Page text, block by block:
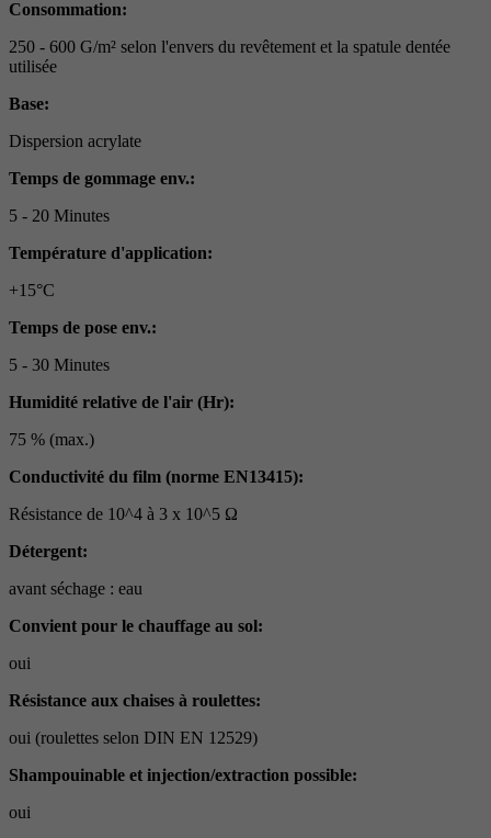
Consommation:
250 - 600 G/m² selon l'envers du revêtement et la spatule dentée
utilisée
Base:
Dispersion acrylate
Temps de gommage env.:
5 - 20 Minutes
Température d'application:
+15°C
Temps de pose env.:
5 - 30 Minutes
Humidité relative de l'air (Hr):
75 % (max.)
Conductivité du film (norme EN13415):
Résistance de 10^4 à 3 x 10^5 Ω
Détergent:
avant séchage : eau
Convient pour le chauffage au sol:
oui
Résistance aux chaises à roulettes:
oui (roulettes selon DIN EN 12529)
Shampouinable et injection/extraction possible:
oui